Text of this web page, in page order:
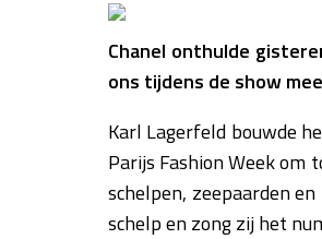
Chanel onthulde
ons tijdens de show
Karl Lagerfeld bouwde
Parijs Fashion Week
schelpen, zeepaarden
schelp en zong zij het